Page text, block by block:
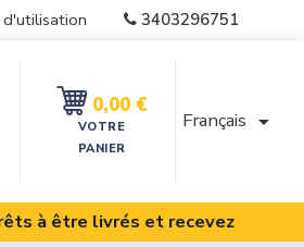
3403296751
0,00 €
VOTRE
PANIER
Français 
être livrés et recevez vos